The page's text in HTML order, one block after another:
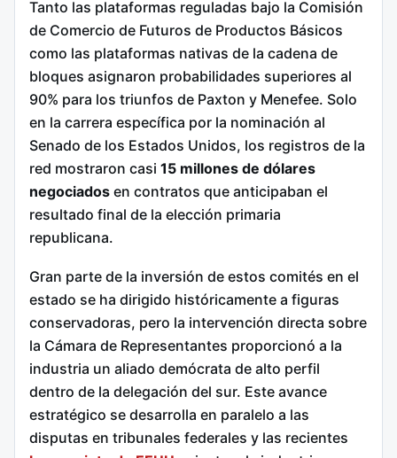
Tanto las plataformas reguladas bajo la Comisión
de Comercio de Futuros de Productos Básicos
como las plataformas nativas de la cadena de
bloques asignaron probabilidades superiores al
90% para los triunfos de Paxton y Menefee. Solo
en la carrera específica por la nominación al
Senado de los Estados Unidos, los registros de la
red mostraron casi 15 millones de dólares
negociados en contratos que anticipaban el
resultado final de la elección primaria
republicana.
Gran parte de la inversión de estos comités en el
estado se ha dirigido históricamente a figuras
conservadoras, pero la intervención directa sobre
la Cámara de Representantes proporcionó a la
industria un aliado demócrata de alto perfil
dentro de la delegación del sur. Este avance
estratégico se desarrolla en paralelo a las
disputas en tribunales federales y las recientes